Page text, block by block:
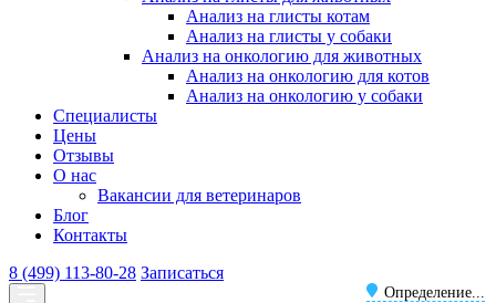
Анализ на глисты котам
Анализ на глисты у собаки
Анализ на онкологию для животных
Анализ на онкологию для котов
Анализ на онкологию у собаки
Специалисты
Цены
Отзывы
О нас
Вакансии для ветеринаров
Блог
Контакты
8 (499) 113-80-28
Определение...
Записаться